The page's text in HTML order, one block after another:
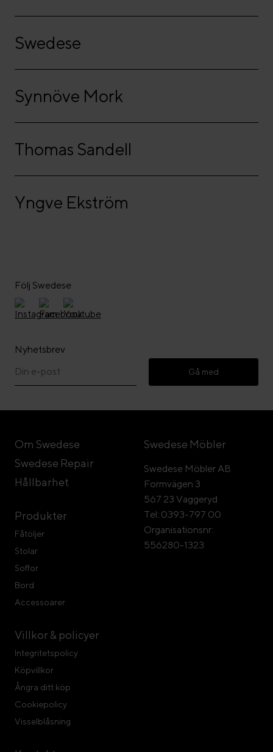
Swedese
Synnöve Mork
Thomas Sandell
Yngve Ekström
Följ Swedese
Nyhetsbrev
Gå med
Om Swedese
Swedese Repair
Hållbarhet
Produkter
Fåtöljer
Stolar
Soffor
Bord
Accessoarer
Villkor & policyer
Integritetspolicy
Köpvillkor
Ångra ditt köp
Cookiepolicy
Visselblåsning
Swedese Möbler
Swedese Möbler AB
Formvägen 3
567 23 Vaggeryd
Tel: 0393-797 00
Organisationsnr:
556280-1323